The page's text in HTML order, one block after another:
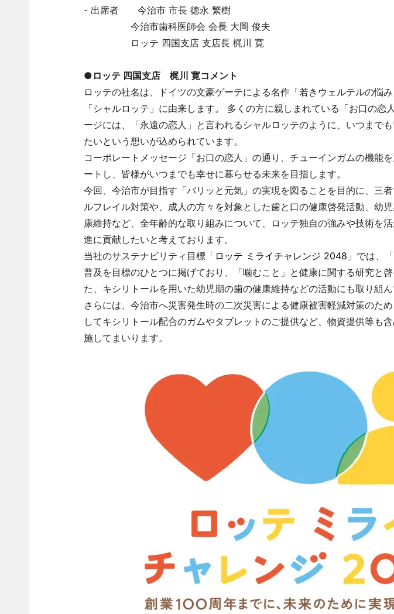
- 出席者 今治市 市長 徳永 繁樹
今治市歯科医師会 会長 大岡 俊夫
ロッテ 四国支店 支店長 梶川 寛
● ロッテ 四国支店 梶川 寛コメント
ロッテの社名は、ドイツの文豪ゲーテによる名作「若きウェルテルの悩
「シャルロッテ」に由来します。 多くの方に親しまれている「お口の恋
ージには、「永遠の恋人」と言われるシャルロッテのように、いつまで
たいという想いが込められています。
コーポレートメッセージ「お口の恋人」の通り、チューインガムの機能
ートし、皆様がいつまでも幸せに暮らせる未来を目指します。
今回、今治市が目指す「バリッと元気」の実現を図ることを目的に、三
ルフレイル対策や、成人の方々を対象とした歯と口の健康啓発活動、幼
康維持など、全年齢的な取り組みについて、ロッテ独自の強みや技術を
進に貢献したいと考えております。
当社のサステナビリティ目標「 ロッテ ミライチャレンジ 2048 」では、
普及を目標のひとつに掲げており、「噛むこと」と健康に関する研究と
た、キシリトールを用いた幼児期の歯の健康維持などの活動にも取り組ん
さらには、今治市へ災害発生時の二次災害による健康被害軽減対策のた
してキシリトール配合のガムやタブレットのご提供など、物資提供等も
施してまいります。